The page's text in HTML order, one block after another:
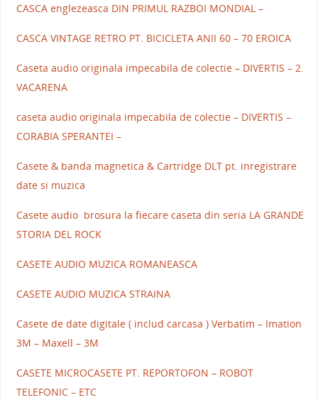
CASCA englezeasca DIN PRIMUL RAZBOI MONDIAL –
CASCA VINTAGE RETRO PT. BICICLETA ANII 60 – 70 EROICA
Caseta audio originala impecabila de colectie – DIVERTIS – 2.
VACARENA
caseta audio originala impecabila de colectie – DIVERTIS –
CORABIA SPERANTEI –
Casete & banda magnetica & Cartridge DLT pt. inregistrare
date si muzica
Casete audio brosura la fiecare caseta din seria LA GRANDE
STORIA DEL ROCK
CASETE AUDIO MUZICA ROMANEASCA
CASETE AUDIO MUZICA STRAINA
Casete de date digitale ( includ carcasa ) Verbatim – Imation
3M – Maxell – 3M
CASETE MICROCASETE PT. REPORTOFON – ROBOT
TELEFONIC – ETC